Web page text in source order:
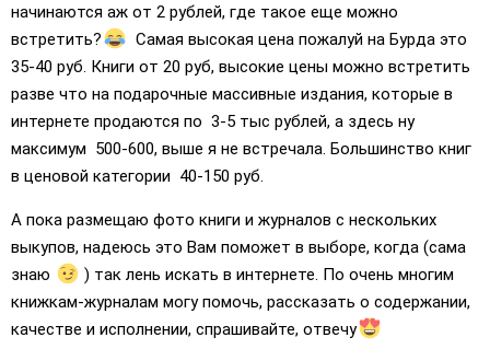
начинаются аж от 2 рублей, где такое еще можно
встретить?
Самая высокая цена пожалуй на Бурда это
35-40 руб. Книги от 20 руб, высокие цены можно встретить
разве что на подарочные массивные издания, которые в
интернете продаются по 3-5 тыс рублей, а здесь ну
максимум 500-600, выше я не встречала. Большинство книг
в ценовой категории 40-150 руб.
А пока размещаю фото книги и журналов с нескольких
выкупов, надеюсь это Вам поможет в выборе, когда (сама
знаю
) так лень искать в интернете. По очень многим
книжкам-журналам могу помочь, рассказать о содержании,
качестве и исполнении, спрашивайте, отвечу